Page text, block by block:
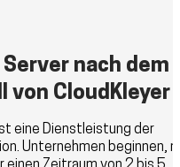
nach dem
von CloudKleyer
eine Dienstleistung der
Unternehmen beginnen,